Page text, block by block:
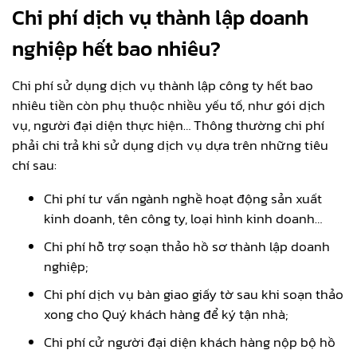
Chi phí dịch vụ thành lập doanh
nghiệp hết bao nhiêu?
Chi phí sử dụng dịch vụ thành lập công ty hết bao
nhiêu tiền còn phụ thuộc nhiều yếu tố, như gói dịch
vụ, người đại diện thực hiện… Thông thường chi phí
phải chi trả khi sử dụng dịch vụ dựa trên những tiêu
chí sau:
Chi phí tư vấn ngành nghề hoạt động sản xuất
kinh doanh, tên công ty, loại hình kinh doanh…
Chi phí hỗ trợ soạn thảo hồ sơ thành lập doanh
nghiệp;
Chi phí dịch vụ bàn giao giấy tờ sau khi soạn thảo
xong cho Quý khách hàng để ký tận nhà;
Chi phí cử người đại diện khách hàng nộp bộ hồ